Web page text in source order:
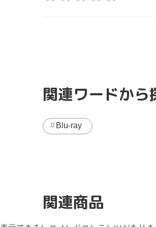
関連ワードから
Blu-ray
関連商品